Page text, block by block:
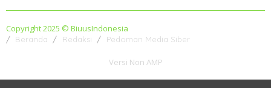
Copyright 2025 © BiuusIndonesia
Beranda Redaksi Pedoman Media Siber
Versi Non AMP